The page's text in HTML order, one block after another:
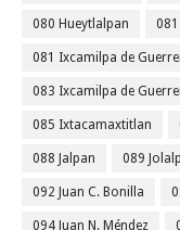
080 Hueytlalpan
081 Ixcamilpa de
083 Ixcamilpa de
085 Ixtacamaxtitlan
088 Jalpan 089
092 Juan C. Bonilla
094 Juan N. Méndez